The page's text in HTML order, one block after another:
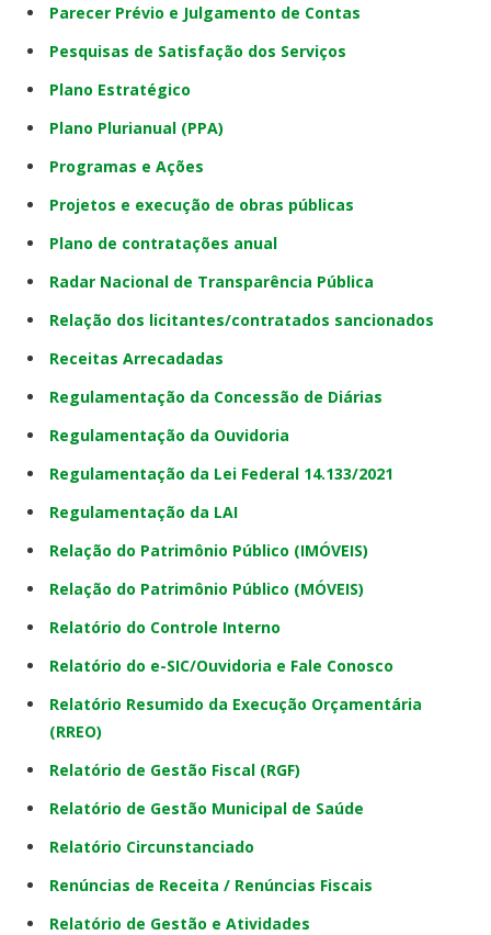
Parecer Prévio e Julgamento de Contas
Pesquisas de Satisfação dos Serviços
Plano Estratégico
Plano Plurianual (PPA)
Programas e Ações
Projetos e execução de obras públicas
Plano de contratações anual
Radar Nacional de Transparência Pública
Relação dos licitantes/contratados sancionados
Receitas Arrecadadas
Regulamentação da Concessão de Diárias
Regulamentação da Ouvidoria
Regulamentação da Lei Federal 14.133/2021
Regulamentação da LAI
Relação do Patrimônio Público (IMÓVEIS)
Relação do Patrimônio Público (MÓVEIS)
Relatório do Controle Interno
Relatório do e-SIC/Ouvidoria e Fale Conosco
Relatório Resumido da Execução Orçamentária
(RREO)
Relatório de Gestão Fiscal (RGF)
Relatório de Gestão Municipal de Saúde
Relatório Circunstanciado
Renúncias de Receita / Renúncias Fiscais
Relatório de Gestão e Atividades